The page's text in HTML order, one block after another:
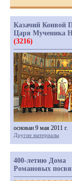
Казачий Конвой
Царя Мученика
(3216)
основан 9 мая 2011 г.
Другие материалы
400-летию Дома
Романовых